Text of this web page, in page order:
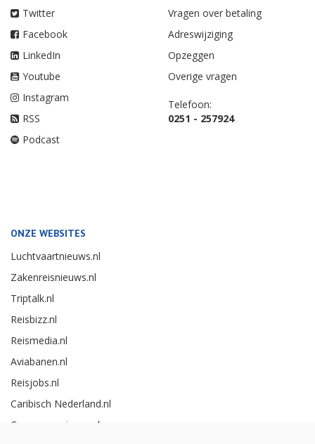
Twitter
Facebook
LinkedIn
Youtube
Instagram
RSS
Podcast
Vragen over betaling
Adreswijziging
Opzeggen
Overige vragen
Telefoon:
0251 - 257924
ONZE WEBSITES
Luchtvaartnieuws.nl
Zakenreisnieuws.nl
Triptalk.nl
Reisbizz.nl
Reismedia.nl
Aviabanen.nl
Reisjobs.nl
Caribisch Nederland.nl
Careerexperience.nl